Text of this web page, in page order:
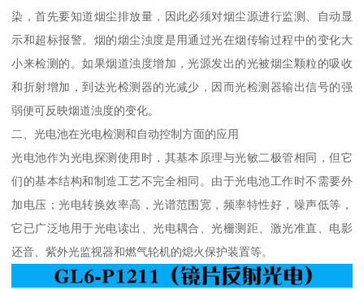
染，首先要知道烟尘排放量，因此必须对烟尘源进行监测、自动显
示和超标报警。烟的烟尘浊度是用通过光在烟传输过程中的变化大
小来检测的。如果烟道浊度增加，光源发出的光被烟尘颗粒的吸收
和折射增加，到达光检测器的光减少，因而光检测器输出信号的强
弱便可反映烟道浊度的变化。
二、光电池在光电检测和自动控制方面的应用
光电池作为光电探测使用时，其基本原理与光敏二极管相同，但它
们的基本结构和制造工艺不完全相同。由于光电池工作时不需要外
加电压；光电转换效率高，光谱范围宽，频率特性好，噪声低等，
它已广泛地用于光电读出、光电耦合、光栅测距、激光准直、电影
还音、紫外光监视器和燃气轮机的熄火保护装置等。